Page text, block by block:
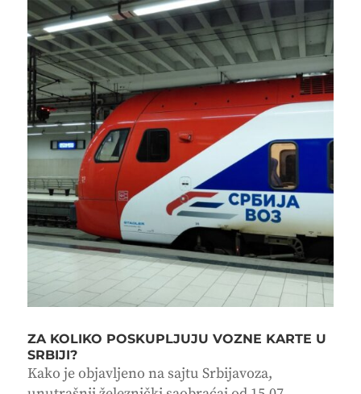
ZA KOLIKO POSKUPLJUJU VOZNE KARTE U
SRBIJI?
Kako je objavljeno na sajtu Srbijavoza,